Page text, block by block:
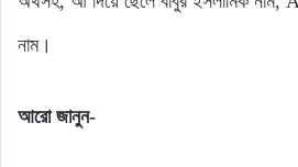
নাম।
আরো জানুন-